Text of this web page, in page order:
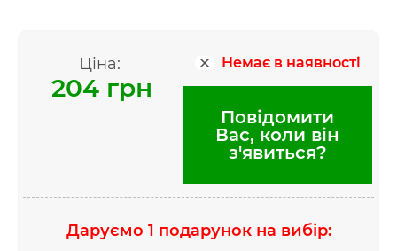
Ціна:
204 грн
Немає в наявності
Повідомити
Вас, коли він
з'явиться?
Даруємо 1 подарунок на вибір: